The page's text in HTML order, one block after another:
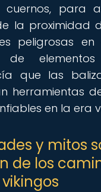
para
la proximidad
peligrosas en
de
que las
herramientas
en la era
y mitos
de los